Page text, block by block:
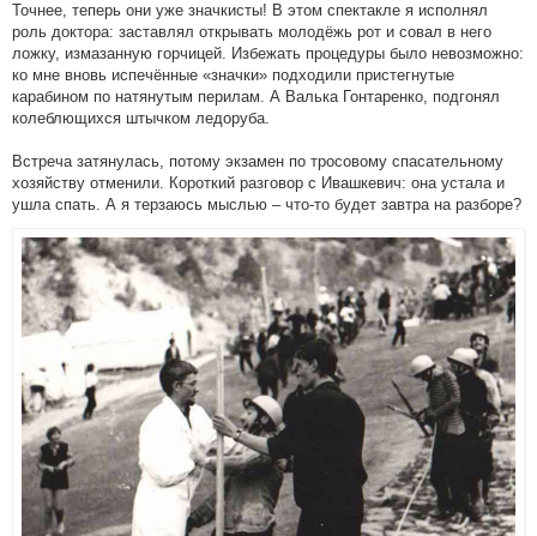
Точнее, теперь они уже значкисты! В этом спектакле я исполнял
роль доктора: заставлял открывать молодёжь рот и совал в него
ложку, измазанную горчицей. Избежать процедуры было невозможно:
ко мне вновь испечённые «значки» подходили пристегнутые
карабином по натянутым перилам. А Валька Гонтаренко, подгонял
колеблющихся штычком ледоруба.
Встреча затянулась, потому экзамен по тросовому спасательному
хозяйству отменили. Короткий разговор с Ивашкевич: она устала и
ушла спать. А я терзаюсь мыслью – что-то будет завтра на разборе?